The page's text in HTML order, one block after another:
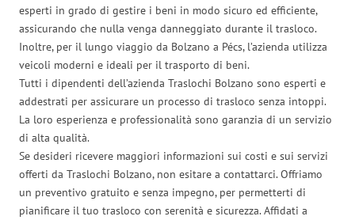
esperti in grado di gestire i beni in modo sicuro ed efficiente,
assicurando che nulla venga danneggiato durante il trasloco.
Inoltre, per il lungo viaggio da Bolzano a Pécs, l’azienda utilizza
veicoli moderni e ideali per il trasporto di beni.
Tutti i dipendenti dell’azienda Traslochi Bolzano sono esperti e
addestrati per assicurare un processo di trasloco senza intoppi.
La loro esperienza e professionalità sono garanzia di un servizio
di alta qualità.
Se desideri ricevere maggiori informazioni sui costi e sui servizi
offerti da Traslochi Bolzano, non esitare a contattarci. Offriamo
un preventivo gratuito e senza impegno, per permetterti di
pianificare il tuo trasloco con serenità e sicurezza. Affidati a